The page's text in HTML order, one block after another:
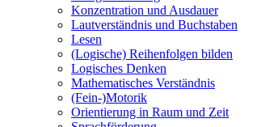
Konzentration und Ausdauer
Lautverständnis und Buchstaben
Lesen
(Logische) Reihenfolgen bilden
Logisches Denken
Mathematisches Verständnis
(Fein-)Motorik
Orientierung in Raum und Zeit